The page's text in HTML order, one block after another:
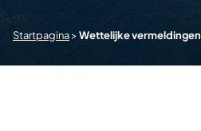
Startpagina>Wettelijke vermeldingen